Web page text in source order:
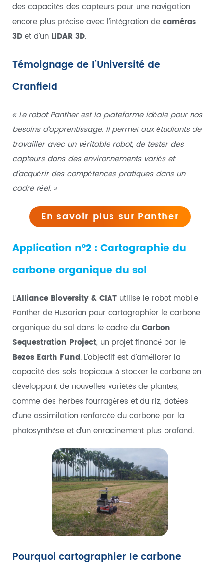
des capacités des capteurs pour une navigation
encore plus précise avec l’intégration de caméras
3D et d’un LIDAR 3D.
Témoignage de l’Université de
Cranfield
« Le robot Panther est la plateforme idéale pour nos
besoins d’apprentissage. Il permet aux étudiants de
travailler avec un véritable robot, de tester des
capteurs dans des environnements variés et
d’acquérir des compétences pratiques dans un
cadre réel. »
En savoir plus sur Panther
Application n°2 : Cartographie du
carbone organique du sol
L’Alliance Bioversity & CIAT utilise le robot mobile
Panther de Husarion pour cartographier le carbone
organique du sol dans le cadre du Carbon
Sequestration Project, un projet financé par le
Bezos Earth Fund. L’objectif est d’améliorer la
capacité des sols tropicaux à stocker le carbone en
développant de nouvelles variétés de plantes,
comme des herbes fourragères et du riz, dotées
d’une assimilation renforcée du carbone par la
photosynthèse et d’un enracinement plus profond.
Pourquoi cartographier le carbone